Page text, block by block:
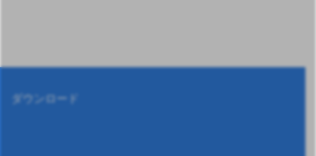
ダウンロード